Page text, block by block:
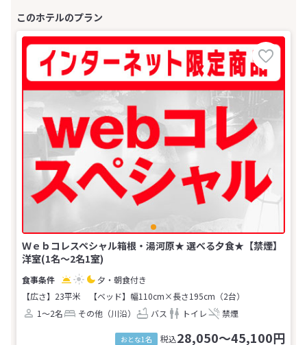
Ｗｅｂコレスペシャル箱根・湯河原★ 選べる夕食★【禁煙】
洋室(1名～2名1室)
夕・朝食付き
【広さ】23平米
【ベッド】幅110cm×長さ195cm（2台）
1～2名
その他（川沿） バス トイレ 禁煙
おとな1名 税込28,050～45,100円